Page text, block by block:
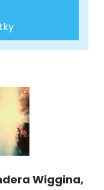
Wiggina,